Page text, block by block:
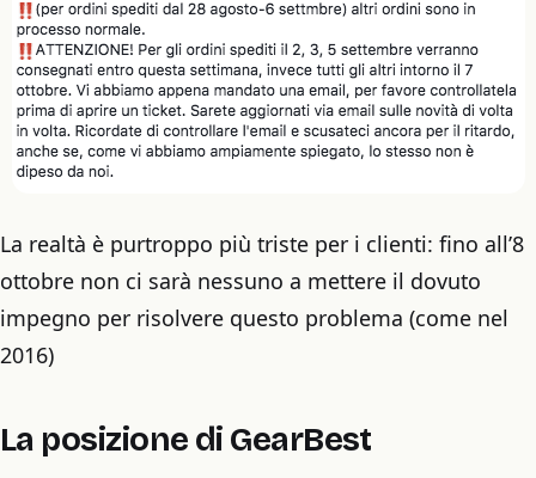
La realtà è purtroppo più triste per i clienti: fino all’8
ottobre non ci sarà nessuno a mettere il dovuto
impegno per risolvere questo problema (come nel
2016)
La posizione di GearBest